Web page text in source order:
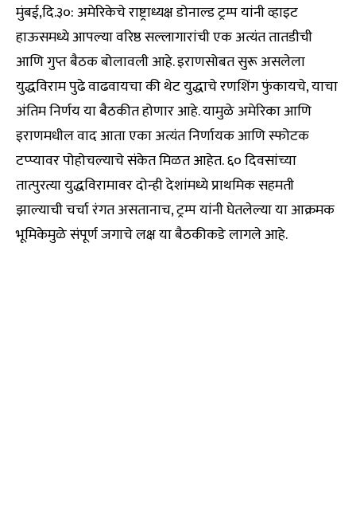
मुंबई,दि.३०: अमेरिकेचे राष्ट्राध्यक्ष डोनाल्ड ट्रम्प यांनी व्हाइट
हाऊसमध्ये आपल्या वरिष्ठ सल्लागारांची एक अत्यंत तातडीची
आणि गुप्त बैठक बोलावली आहे. इराणसोबत सुरू असलेला
युद्धविराम पुढे वाढवायचा की थेट युद्धाचे रणशिंग फुंकायचे, याचा
अंतिम निर्णय या बैठकीत होणार आहे. यामुळे अमेरिका आणि
इराणमधील वाद आता एका अत्यंत निर्णायक आणि स्फोटक
टप्प्यावर पोहोचल्याचे संकेत मिळत आहेत. ६० दिवसांच्या
तात्पुरत्या युद्धविरामावर दोन्ही देशांमध्ये प्राथमिक सहमती
झाल्याची चर्चा रंगत असतानाच, ट्रम्प यांनी घेतलेल्या या आक्रमक
भूमिकेमुळे संपूर्ण जगाचे लक्ष या बैठकीकडे लागले आहे.